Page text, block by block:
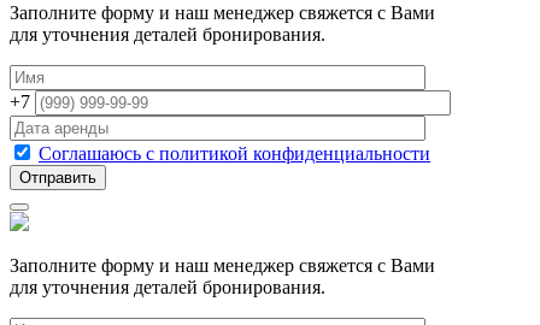
Заполните форму и наш менеджер свяжется с Вами
для уточнения деталей бронирования.
+7
Соглашаюсь с политикой конфиденциальности
Заполните форму и наш менеджер свяжется с Вами
для уточнения деталей бронирования.